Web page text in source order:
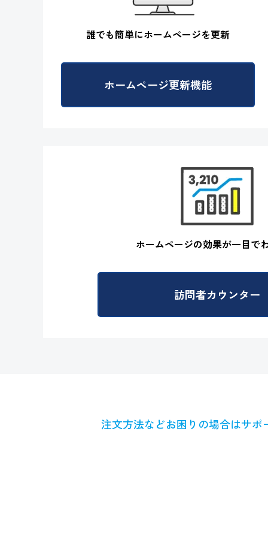
誰でも簡単にホームページを更新
ホームページ更新機能
ホームページの効果が一目で
訪問者カウンター
注文方法などお困りの場合はサポ